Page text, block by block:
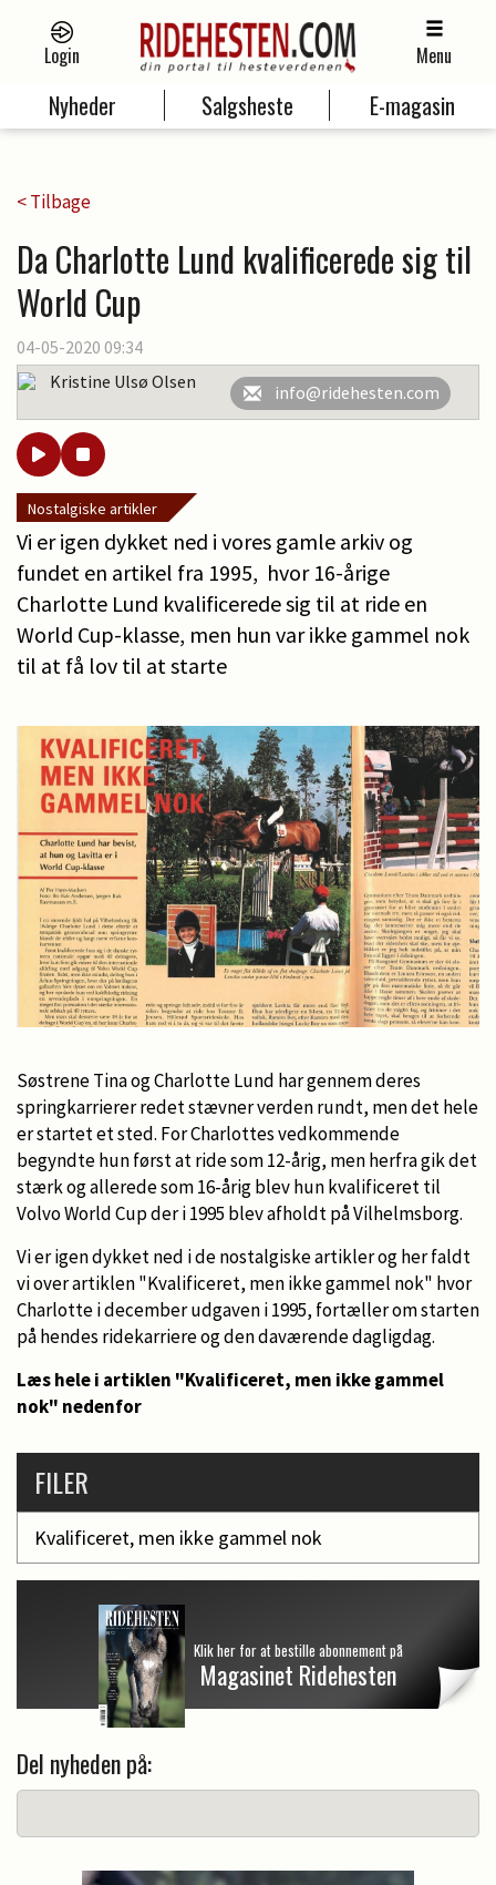
Login Menu
Nyheder Salgsheste E-magasin
< Tilbage
Da Charlotte Lund kvalificerede sig til
World Cup
04-05-2020 09:34
Kristine Ulsø Olsen
info@ridehesten.com
Nostalgiske artikler
Vi er igen dykket ned i vores gamle arkiv og
fundet en artikel fra 1995, hvor 16-årige
Charlotte Lund kvalificerede sig til at ride en
World Cup-klasse, men hun var ikke gammel nok
til at få lov til at starte
Søstrene Tina og Charlotte Lund har gennem deres
springkarrierer redet stævner verden rundt, men det hele
er startet et sted. For Charlottes vedkommende
begyndte hun først at ride som 12-årig, men herfra gik det
stærk og allerede som 16-årig blev hun kvalificeret til
Volvo World Cup der i 1995 blev afholdt på Vilhelmsborg.
Vi er igen dykket ned i de nostalgiske artikler og her faldt
vi over artiklen "Kvalificeret, men ikke gammel nok" hvor
Charlotte i december udgaven i 1995, fortæller om starten
på hendes ridekarriere og den daværende dagligdag.
Læs hele i artiklen "Kvalificeret, men ikke gammel
nok" nedenfor
FILER
Kvalificeret, men ikke gammel nok
Klik her for at bestille abonnement på
Magasinet Ridehesten
Del nyheden på: